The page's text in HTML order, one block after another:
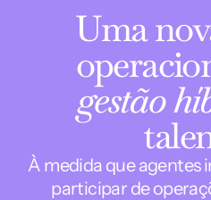
Uma
gestão
À medida que agentes
participar de